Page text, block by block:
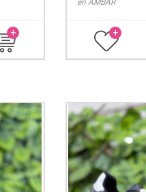
+
en AMBAR
+